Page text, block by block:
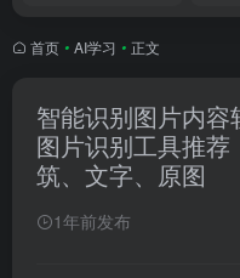
首页 • AI学习 • 正文
智能识别图片内
图片识别工具推
筑、文字、原图
1年前发布